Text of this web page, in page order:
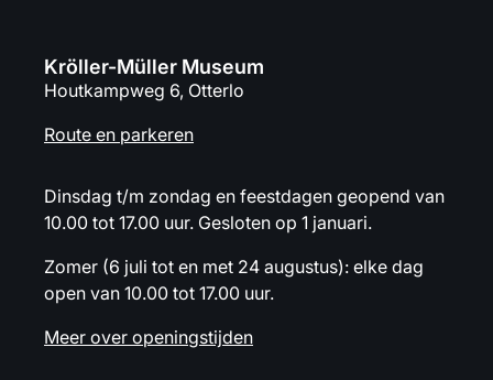
Kröller-Müller Museum
Houtkampweg 6, Otterlo
Route en parkeren
Dinsdag t/m zondag en feestdagen geopend van
10.00 tot 17.00 uur. Gesloten op 1 januari.
Zomer (6 juli tot en met 24 augustus): elke dag
open van 10.00 tot 17.00 uur.
Meer over openingstijden